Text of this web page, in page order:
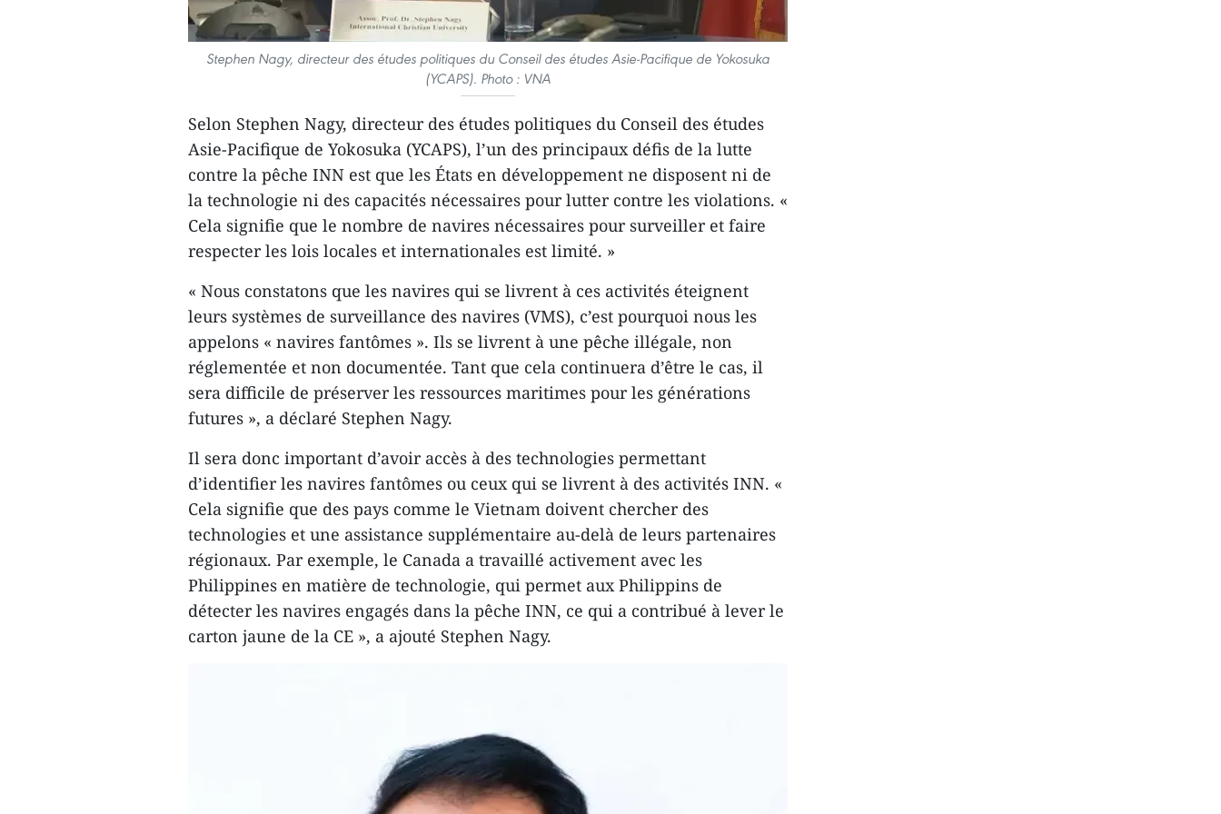
Stephen Nagy, directeur des études politiques du Conseil des études Asie-Pacifique de Yokosuka
(YCAPS). Photo : VNA
Selon Stephen Nagy, directeur des études politiques du Conseil des études
Asie-Pacifique de Yokosuka (YCAPS), l’un des principaux défis de la lutte
contre la pêche INN est que les États en développement ne disposent ni de
la technologie ni des capacités nécessaires pour lutter contre les violations. «
Cela signifie que le nombre de navires nécessaires pour surveiller et faire
respecter les lois locales et internationales est limité. »
« Nous constatons que les navires qui se livrent à ces activités éteignent
leurs systèmes de surveillance des navires (VMS), c’est pourquoi nous les
appelons « navires fantômes ». Ils se livrent à une pêche illégale, non
réglementée et non documentée. Tant que cela continuera d’être le cas, il
sera difficile de préserver les ressources maritimes pour les générations
futures », a déclaré Stephen Nagy.
Il sera donc important d’avoir accès à des technologies permettant
d’identifier les navires fantômes ou ceux qui se livrent à des activités INN. «
Cela signifie que des pays comme le Vietnam doivent chercher des
technologies et une assistance supplémentaire au-delà de leurs partenaires
régionaux. Par exemple, le Canada a travaillé activement avec les
Philippines en matière de technologie, qui permet aux Philippins de
détecter les navires engagés dans la pêche INN, ce qui a contribué à lever le
carton jaune de la CE », a ajouté Stephen Nagy.